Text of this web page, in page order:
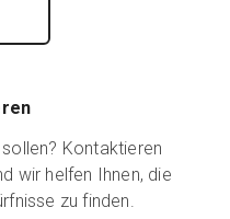
Kontaktieren
wir helfen Ihnen, die
zu finden.